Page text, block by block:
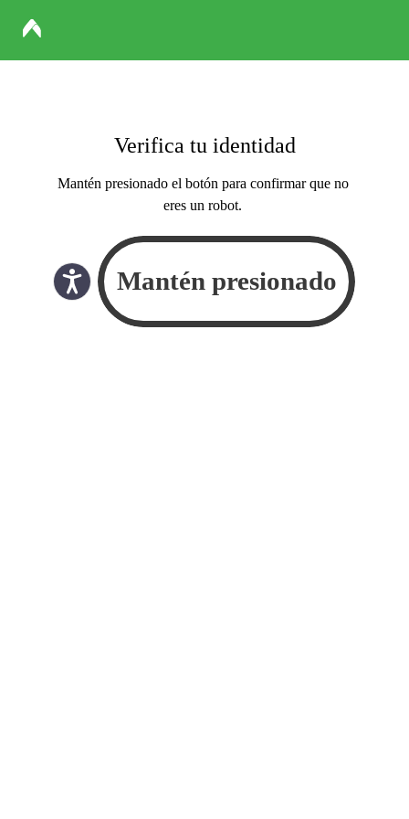
Verifica tu identidad
Mantén presionado el botón para confirmar que no
eres un robot.